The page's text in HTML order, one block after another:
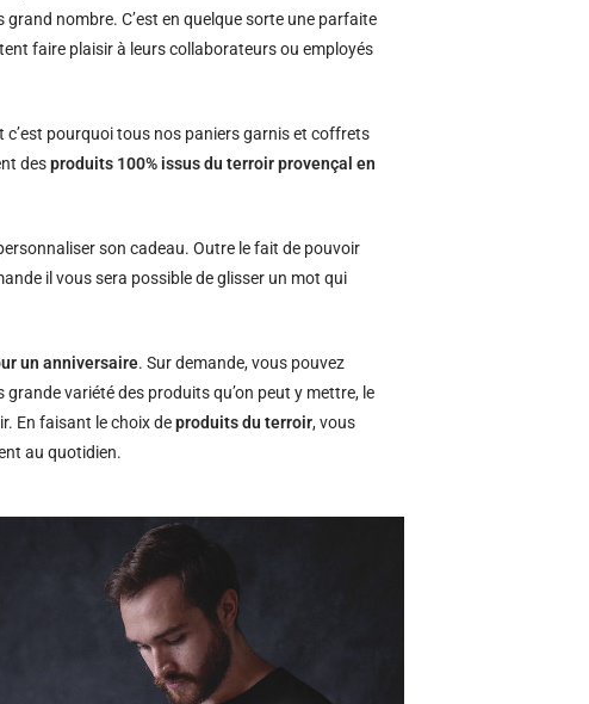
nombre. C’est en quelque sorte une parfaite
faire plaisir à leurs collaborateurs ou employés
pourquoi tous nos paniers garnis et coffrets
desproduits 100% issus du terroir provençal en
son cadeau. Outre le fait de pouvoir
il vous sera possible de glisser un mot qui
un anniversaire. Sur demande, vous pouvez
grande variété des produits qu’on peut y mettre, le
En faisant le choix deproduits du terroir, vous
au quotidien.